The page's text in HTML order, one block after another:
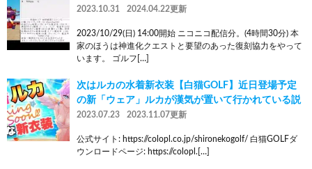
2023.10.31 2024.04.22更新
2023/10/29(日) 14:00開始 ニコニコ配信分。(4時間30分) 本
家のほうは神進化クエストと要望のあった復刻協力をやって
います。 ゴルフ[…]
次はルカの水着新衣装【白猫GOLF】近日登場予定
の新「ウェア」ルカが漢気が置いて行かれている説
2023.07.23 2023.11.07更新
公式サイト: https://colopl.co.jp/shironekogolf/ 白猫GOLFダ
ウンロードページ: https://colopl.[…]